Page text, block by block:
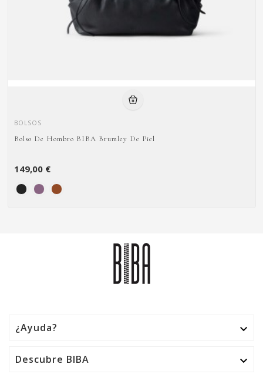
BOLSOS
Bolso De Hombro BIBA Brumley De Piel
149,00 €
¿Ayuda? 
Descubre BIBA 